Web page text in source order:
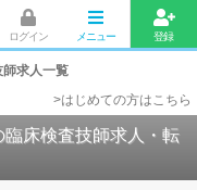
ログイン メニュー 登録
求人一覧
>はじめての方はこちら
臨床検査技師求人・転